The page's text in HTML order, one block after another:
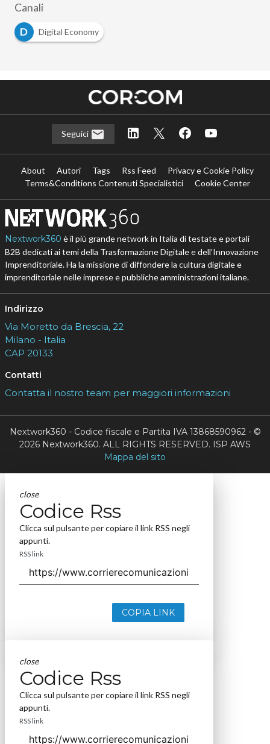
Canali
D
Digital Economy
Seguici
About Autori Tags Rss Feed
Privacy e Cookie Policy
Terms&Conditions Contenuti Specialistici
Cookie Center
Nextwork360 è il più grande network in Italia di testate e portali
B2B dedicati ai temi della Trasformazione Digitale e dell’Innovazione
Imprenditoriale. Ha la missione di diffondere la cultura digitale e
imprenditoriale nelle imprese e pubbliche amministrazioni italiane.
Indirizzo
Via Moretto da Brescia, 22
Milano - Italia
CAP 20133
Contatti
Contatta il nostro team per maggiori informazioni
Nextwork360 - Codice fiscale e Partita IVA 13868590962 - ©
2026 Nextwork360. ALL RIGHTS RESERVED. ISP AWS
Mappa del sito
close
Codice Rss
Clicca sul pulsante per copiare il link RSS negli
appunti.
RSS link
COPIA LINK
close
Codice Rss
Clicca sul pulsante per copiare il link RSS negli
appunti.
RSS link